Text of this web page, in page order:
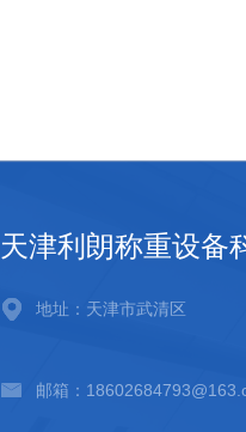
天津利朗称重设备
地址：天津市武清区
邮箱：